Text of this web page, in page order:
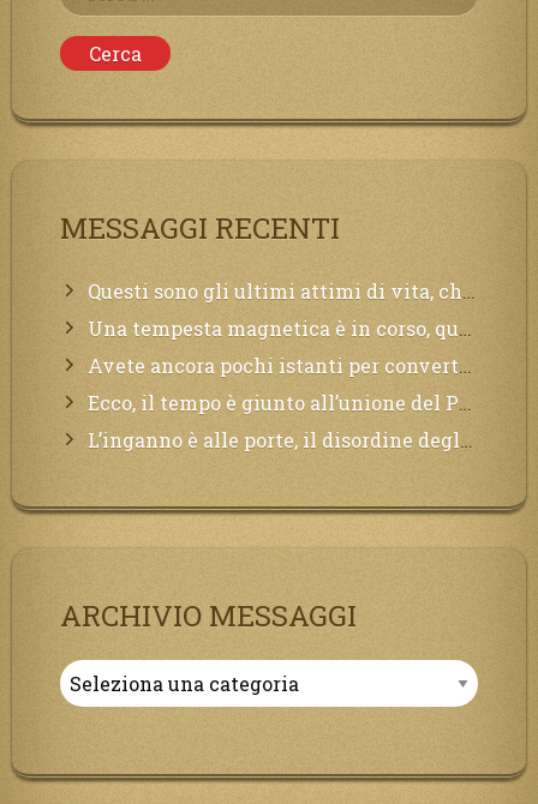
per:
MESSAGGI RECENTI
Questi sono gli ultimi attimi di vita, chi si vuole salvare Mi chiami in suo aiuto.
Una tempesta magnetica è in corso, questa generazione patirà. Il black out non tarderà ad arrivare e tutta la Terra sarà oscurata.
Avete ancora pochi istanti per convertirvi, non perdete tempo, la sciagura arriverà all’improvviso e per chi non si sarà preparato saranno dolori.
Ecco, il tempo è giunto all’unione del Padre con il figlio, non avete che da attendere pochissimo.
L’inganno è alle porte, il disordine degli ordinati urlerà perdono, ma sarà troppo tardi, il tradimento è stato grande!
ARCHIVIO MESSAGGI
Archivio
Messaggi